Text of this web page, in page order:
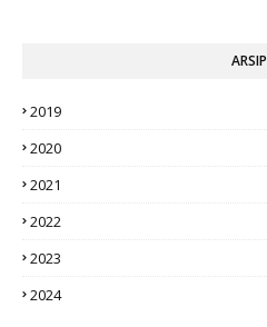
ARSIP
2019
2020
2021
2022
2023
2024